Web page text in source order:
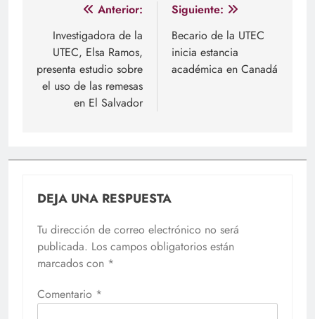
Navegación
de
entradas
Anterior:
Investigadora de la
UTEC, Elsa Ramos,
presenta estudio sobre
el uso de las remesas
en El Salvador
Siguiente:
Becario de la UTEC
inicia estancia
académica en Canadá
DEJA UNA RESPUESTA
Tu dirección de correo electrónico no será
publicada. Los campos obligatorios están
marcados con *
Comentario *